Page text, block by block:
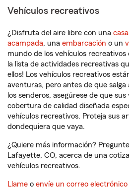
Vehículos recreativos
¿Disfruta del aire libre con una
acampada, una embarcación o un
mundo de los vehículos recreativos
la lista de actividades recreativas
ellos! Los vehículos recreativos
aventuras, pero antes de que salga
los senderos, asegúrese de que
cobertura de calidad diseñada
vehículos recreativos. Proteja sus
dondequiera que vaya.
¿Quiere más información?
Lafayette, CO, acerca de una
vehículos recreativos.
Llame o envíe un correo